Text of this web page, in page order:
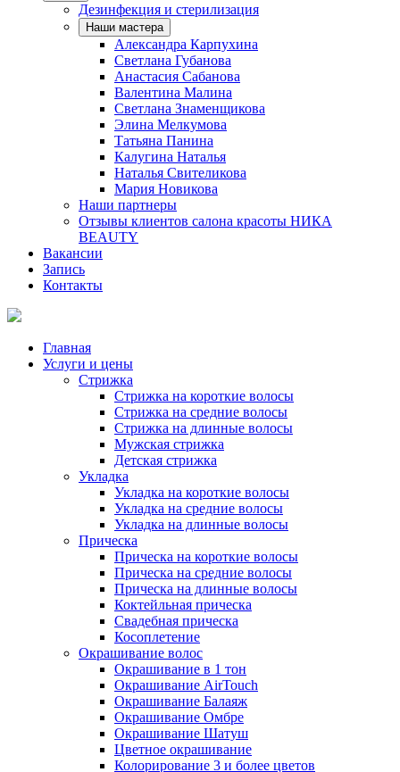
Дезинфекция и стерилизация
Наши мастера
Александра Карпухина
Светлана Губанова
Анастасия Сабанова
Валентина Малина
Светлана Знаменщикова
Элина Мелкумова
Татьяна Панина
Калугина Наталья
Наталья Свителикова
Мария Новикова
Наши партнеры
Отзывы клиентов салона красоты НИКА
BEAUTY
Вакансии
Запись
Контакты
Главная
Услуги и цены
Стрижка
Стрижка на короткие волосы
Стрижка на средние волосы
Стрижка на длинные волосы
Мужская стрижка
Детская стрижка
Укладка
Укладка на короткие волосы
Укладка на средние волосы
Укладка на длинные волосы
Прическа
Прическа на короткие волосы
Прическа на средние волосы
Прическа на длинные волосы
Коктейльная прическа
Свадебная прическа
Косоплетение
Окрашивание волос
Окрашивание в 1 тон
Окрашивание AirTouch
Окрашивание Балаяж
Окрашивание Омбре
Окрашивание Шатуш
Цветное окрашивание
Колорирование 3 и более цветов